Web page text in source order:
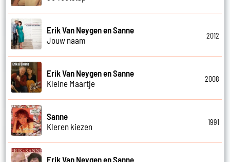
Erik Van Neygen en Sanne
Jouw naam
2012
Erik Van Neygen en Sanne
Kleine Maartje
2008
Sanne
Kleren kiezen
1991
Erik Van Neygen en Sanne